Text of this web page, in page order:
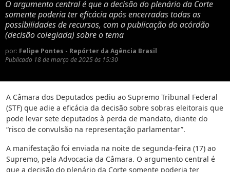
O argumento central é que a decisão do plenário da Corte
somente poderia ter eficácia após encerradas todas as
possibilidades de recursos, com a publicação do acórdão
(decisão colegiada) sobre o tema
por: Felipe Pontes - Repórter da Agência Brasil
Publicado 18 de março de 2025 às 15:30
A Câmara dos Deputados pediu ao Supremo Tribunal Federal
(STF) que adie a eficácia da decisão sobre sobras eleitorais que
pode levar sete deputados à perda de mandato, diante do
“risco de convulsão na representação parlamentar”.
A manifestação foi enviada na noite de segunda-feira (17) ao
Supremo, pela Advocacia da Câmara. O argumento central é
que a decisão do plenário da Corte somente poderia ter